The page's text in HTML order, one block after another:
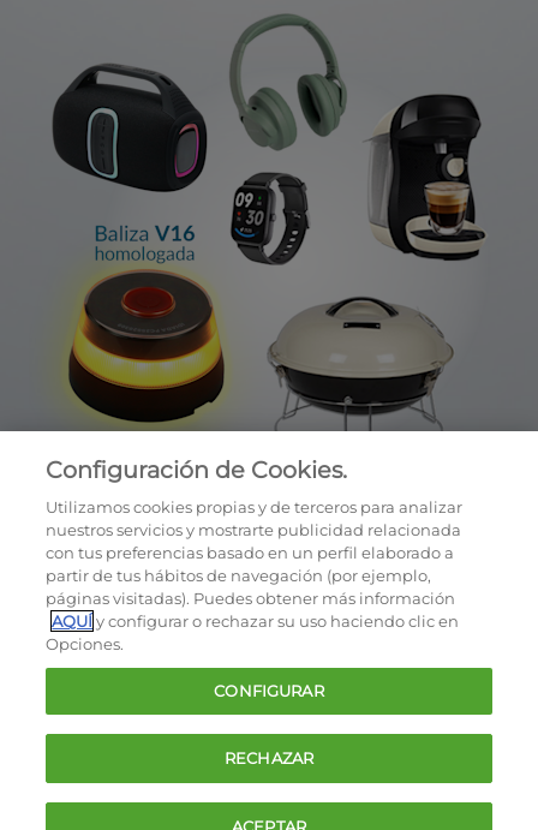
Cookies
Política de privacidad
Términos y condiciones de la oferta
Contacto
FAQ
Configuración de Cookies.
Utilizamos cookies propias y de terceros para analizar
nuestros servicios y mostrarte publicidad relacionada
con tus preferencias basado en un perfil elaborado a
partir de tus hábitos de navegación (por ejemplo,
páginas visitadas). Puedes obtener más información
AQUÍy configurar o rechazar su uso haciendo clic en
Opciones.
CONFIGURAR
RECHAZAR